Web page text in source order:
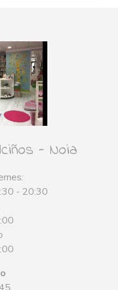
- Noia
- 20:30